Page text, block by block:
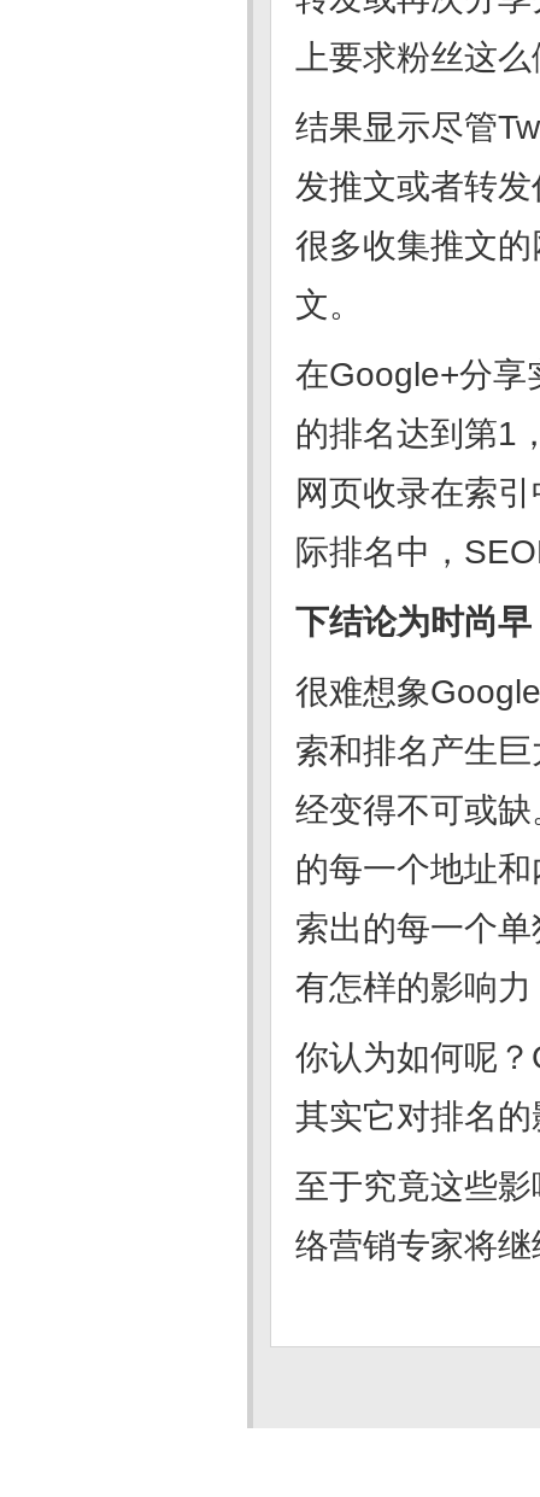
上要求粉丝这
结果显示尽管
发推文或者转
很多收集推文
文。
在Google+分享
的排名达到第1
网页收录在索
际排名中，
下结论为时尚早
很难想象
索和排名产生
经变得不可或
的每一个地址
索出的每一个
有怎样的影响
你认为如何呢
其实它对排名
至于究竟这些
络营销专家将